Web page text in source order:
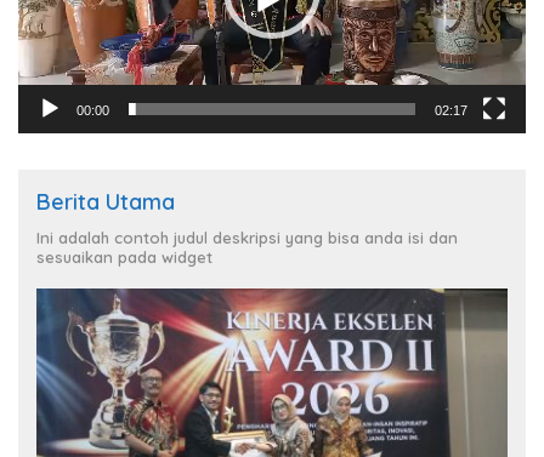
00:00 02:17
Berita Utama
Ini adalah contoh judul deskripsi yang bisa anda isi dan
sesuaikan pada widget